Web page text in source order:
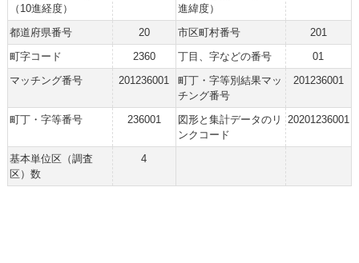
（10進経度）
進緯度）
都道府県番号 20 市区町村番号
201
町字コード
2360 丁目、字などの番号
01
マッチング番号
201236001
町丁・字等別結果マッ
チング番号
201236001
町丁・字等番号 236001
図形と集計データのリ
ンクコード
20201236001
基本単位区（調査
区）数
4